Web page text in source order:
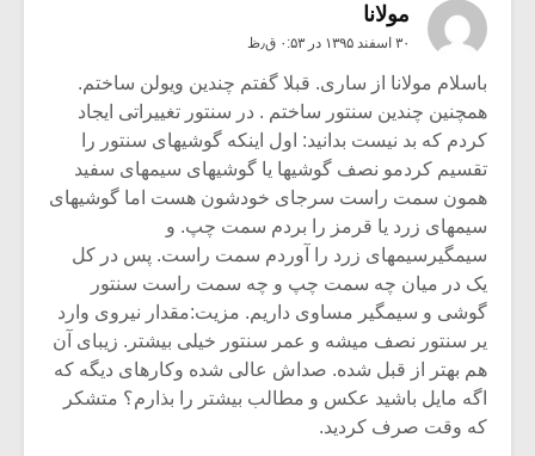
مولانا
۳۰ اسفند ۱۳۹۵ در ۰:۵۳ ق٫ظ
باسلام مولانا از ساری. قبلا گفتم چندین ویولن ساختم.
همچنین چندین سنتور ساختم . در سنتور تغییراتی ایجاد
کردم که بد نیست بدانید: اول اینکه گوشیهای سنتور را
تقسیم کردمو نصف گوشیها یا گوشیهای سیمهای سفید
همون سمت راست سرجای خودشون هست اما گوشیهای
سیمهای زرد یا قرمز را بردم سمت چپ. و
سیمگیرسیمهای زرد را آوردم سمت راست. پس در کل
یک در میان چه سمت چپ و چه سمت راست سنتور
گوشی و سیمگیر مساوی داریم. مزیت:مقدار نیروی وارد
یر سنتور نصف میشه و عمر سنتور خیلی بیشتر. زیبای آن
هم بهتر از قبل شده. صداش عالی شده وکارهای دیگه که
اگه مایل باشید عکس و مطالب بیشتر را بذارم؟ متشکر
که وقت صرف کردید.